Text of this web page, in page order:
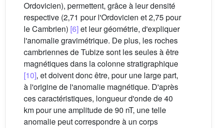
Ordovicien), permettent, grâce à leur densité
respective (2,71 pour l'Ordovicien et 2,75 pour
le Cambrien) [6]et leur géométrie, d'expliquer
l'anomalie gravimétrique. De plus, les roches
cambriennes de Tubize sont les seules à être
magnétiques dans la colonne stratigraphique
[10], et doivent donc être, pour une large part,
à l'origine de l'anomalie magnétique. D'après
ces caractéristiques, longueur d'onde de 40
km pour une amplitude de 90 nT, une telle
anomalie peut correspondre à un corps